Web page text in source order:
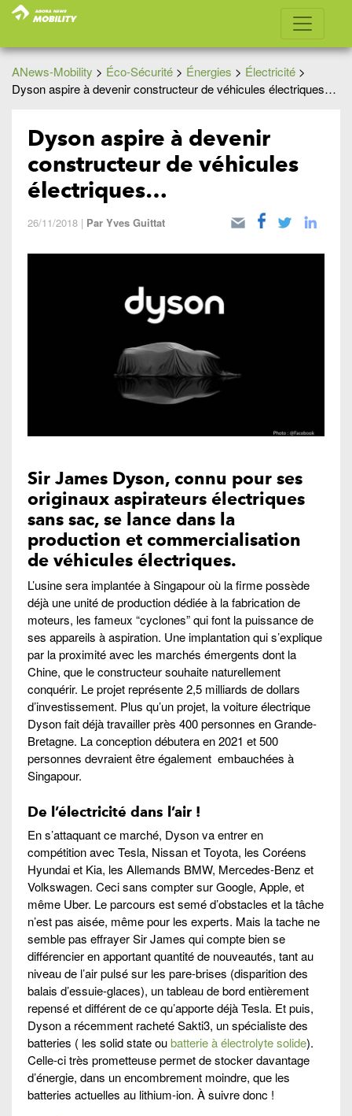
ANews-Mobility > Éco-Sécurité > Énergies > Électricité >
Dyson aspire à devenir constructeur de véhicules électriques…
Dyson aspire à devenir
constructeur de véhicules
électriques…
26/11/2018 | Par Yves Guittat
Sir James Dyson, connu pour ses
originaux aspirateurs électriques
sans sac, se lance dans la
production et commercialisation
de véhicules électriques.
L’usine sera implantée à Singapour où la firme possède
déjà une unité de production dédiée à la fabrication de
moteurs, les fameux “cyclones” qui font la puissance de
ses appareils à aspiration. Une implantation qui s’explique
par la proximité avec les marchés émergents dont la
Chine, que le constructeur souhaite naturellement
conquérir. Le projet représente 2,5 milliards de dollars
d’investissement. Plus qu’un projet, la voiture électrique
Dyson fait déjà travailler près 400 personnes en Grande-
Bretagne. La conception débutera en 2021 et 500
personnes devraient être également embauchées à
Singapour.
De l’électricité dans l’air !
En s’attaquant ce marché, Dyson va entrer en
compétition avec Tesla, Nissan et Toyota, les Coréens
Hyundai et Kia, les Allemands BMW, Mercedes-Benz et
Volkswagen. Ceci sans compter sur Google, Apple, et
même Uber. Le parcours est semé d’obstacles et la tâche
n’est pas aisée, même pour les experts. Mais la tache ne
semble pas effrayer Sir James qui compte bien se
différencier en apportant quantité de nouveautés, tant au
niveau de l’air pulsé sur les pare-brises (disparition des
balais d’essuie-glaces), un tableau de bord entièrement
repensé et différent de ce qu’apporte déjà Tesla. Et puis,
Dyson a récemment racheté Sakti3, un spécialiste des
batteries ( les solid state oubatterie à électrolyte solide).
Celle-ci très prometteuse permet de stocker davantage
d’énergie, dans un encombrement moindre, que les
batteries actuelles au lithium-ion. À suivre donc !